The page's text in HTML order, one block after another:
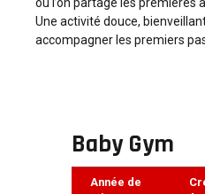
Une activité douce,
accompagner les premiers
Baby Gym
Année de